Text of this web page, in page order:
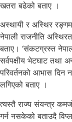
खतरा बढेको बताए ।
अस्थायी र अस्थिर
नेपाली राजनीति
बताए। ‘संकटग्रस्त
सर्वपक्षीय भेटघाट तथा
परिवर्तनको आभास
लगिएको बताए ।
त्यस्तै राज्य संयन्त्र
गर्न नसकेको बताउदै